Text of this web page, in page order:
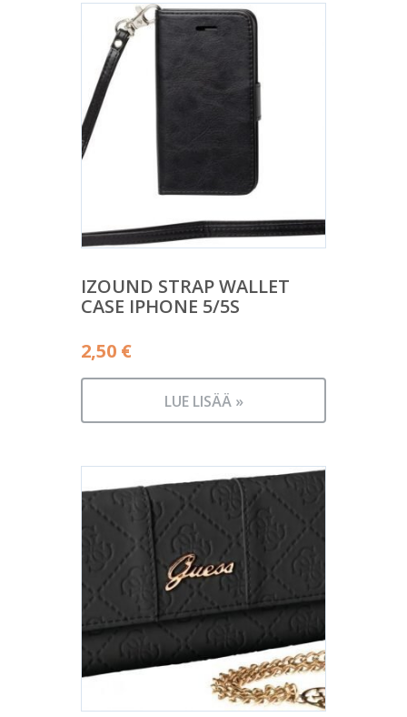
IZOUND STRAP WALLET
CASE IPHONE 5/5S
2,50 €
LUE LISÄÄ »